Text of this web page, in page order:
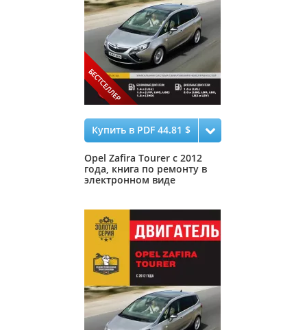
Купить в PDF 44.81 $
Opel Zafira Tourer с 2012
года, книга по ремонту в
электронном виде